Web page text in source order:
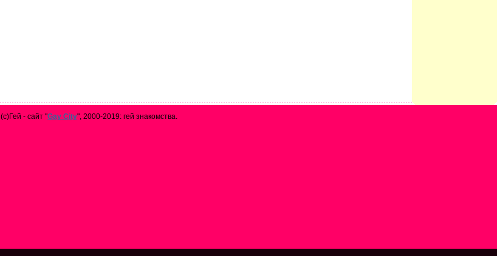
(с)Гей - сайт "Gay City", 2000-2019: гей знакомства.